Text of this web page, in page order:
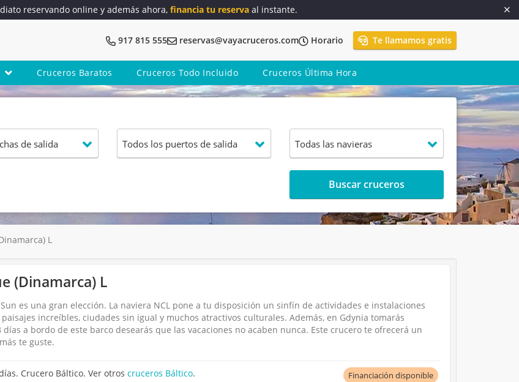
reservando online y además ahora, financia tu reservaal instante.
917 815 555 reservas@vayacruceros.com Horario Te llamamos gratis
Cruceros Baratos Cruceros Todo Incluido Cruceros Última Hora
Buscar cruceros
L
(Dinamarca) L
es una gran elección. La naviera NCL pone a tu disposición un sinfín de actividades e instalaciones
increíbles, ciudades sin igual y muchos atractivos culturales. Además, en Gdynia tomarás
a bordo de este barco desearás que las vacaciones no acaben nunca. Este crucero te ofrecerá un
te guste.
Crucero Báltico. Ver otroscruceros Báltico.
Financiación disponible